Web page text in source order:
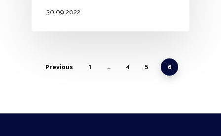
30.09.2022
Previous 1 … 4 5 6